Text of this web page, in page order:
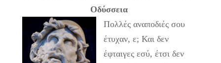
Οδύσσεια
Πολλές αναποδιές σου
έτυχαν, ε; Και δεν
έφταιγες εσύ, έτσι δεν